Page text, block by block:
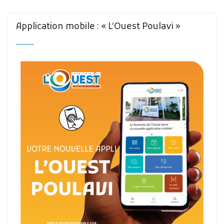
Application mobile : « L’Ouest Poulavi »